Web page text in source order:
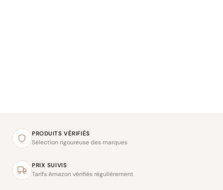
PRODUITS VÉRIFIÉS
Sélection rigoureuse des marques
PRIX SUIVIS
Tarifs Amazon vérifiés régulièrement